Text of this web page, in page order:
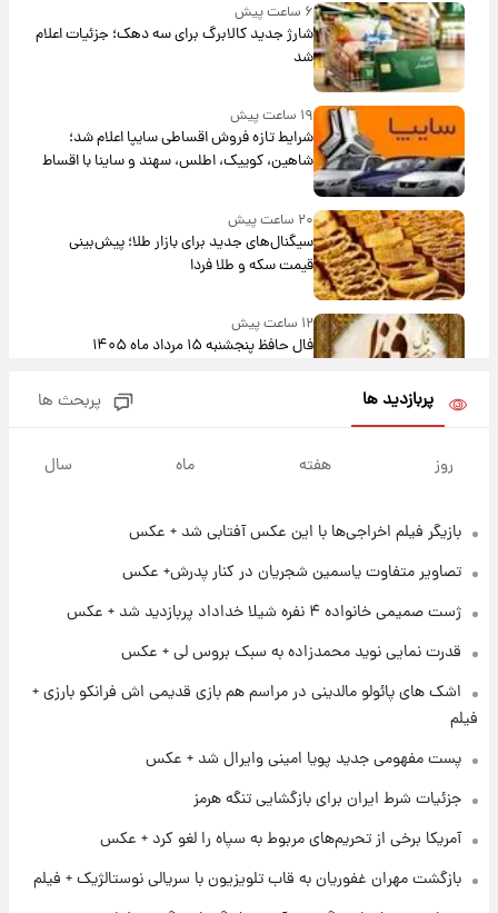
۶ ساعت پیش
شارژ جدید کالابرگ برای سه دهک؛ جزئیات اعلام
شد
۱۹ ساعت پیش
شرایط تازه فروش اقساطی سایپا اعلام شد؛
شاهین، کوییک، اطلس، سهند و ساینا با اقساط
بلندمدت + جدول
۲۰ ساعت پیش
سیگنال‌های جدید برای بازار طلا؛ پیش‌بینی
قیمت سکه و طلا فردا
۱۲ ساعت پیش
فال حافظ پنجشنبه ۱۵ مرداد ماه ۱۴۰۵
۱۴ ساعت پیش
+ جدول
آغاز طرح جدید فروش مشارکت در تولید سایپا؛
نام خودرو، مبلغ پیش پرداخت و زمان تحویل |
سود مشارکت چند درصد است؟
۱ روز پیش
زمان پخش «مرد سه هزار چهره» مشخص شد
پربازدید ها پربحث ها
روز هفته ماه سال
بازیگر فیلم اخراجی‌ها با این عکس آفتابی شد + عکس
تصاویر متفاوت یاسمین شجریان در کنار پدرش+ عکس
ژست صمیمی خانواده ۴ نفره شیلا خداداد پربازدید شد + عکس
قدرت نمایی نوید محمدزاده به سبک بروس لی + عکس
اشک های پائولو مالدینی در مراسم هم بازی قدیمی اش فرانکو بارزی +
فیلم
پست مفهومی جدید پویا امینی وایرال شد + عکس
جزئیات شرط ایران برای بازگشایی تنگه هرمز
آمریکا برخی از تحریم‌های مربوط به سپاه را لغو کرد + عکس
بازگشت مهران غفوریان به قاب تلویزیون با سریالی نوستالژیک + فیلم